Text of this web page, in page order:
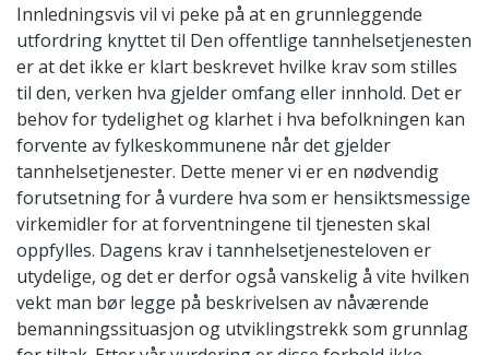
Innledningsvis vil vi peke på at en grunnleggende
utfordring knyttet til Den offentlige tannhelsetjenesten
er at det ikke er klart beskrevet hvilke krav som stilles
til den, verken hva gjelder omfang eller innhold. Det er
behov for tydelighet og klarhet i hva befolkningen kan
forvente av fylkeskommunene når det gjelder
tannhelsetjenester. Dette mener vi er en nødvendig
forutsetning for å vurdere hva som er hensiktsmessige
virkemidler for at forventningene til tjenesten skal
oppfylles. Dagens krav i tannhelsetjenesteloven er
utydelige, og det er derfor også vanskelig å vite hvilken
vekt man bør legge på beskrivelsen av nåværende
bemanningssituasjon og utviklingstrekk som grunnlag